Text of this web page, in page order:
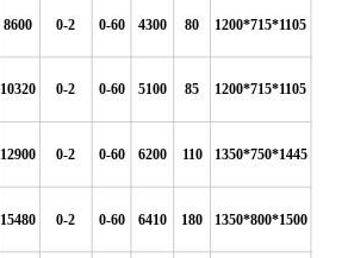
8600 0-2 0-60 4300 80 1200*715*1105
10320 0-2 0-60 5100 85 1200*715*1105
12900 0-2 0-60 6200 110 1350*750*1445
15480 0-2 0-60 6410 180 1350*800*1500